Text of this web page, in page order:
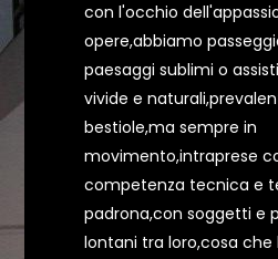
con l'occhio
opere,abbiamo
paesaggi sublimi o
vivide e
bestiole,ma sempre in
movimento,intraprese
competenza tecnica e
padrona,con soggetti e
lontani tra loro,cosa